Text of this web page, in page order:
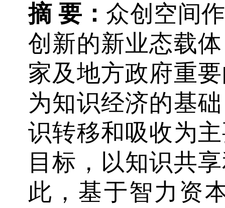
摘 要： 众创空间
创新的新业态载
家及地方政府重
为知识经济的基
识转移和吸收为
目标，以知识共
此，基于智力资